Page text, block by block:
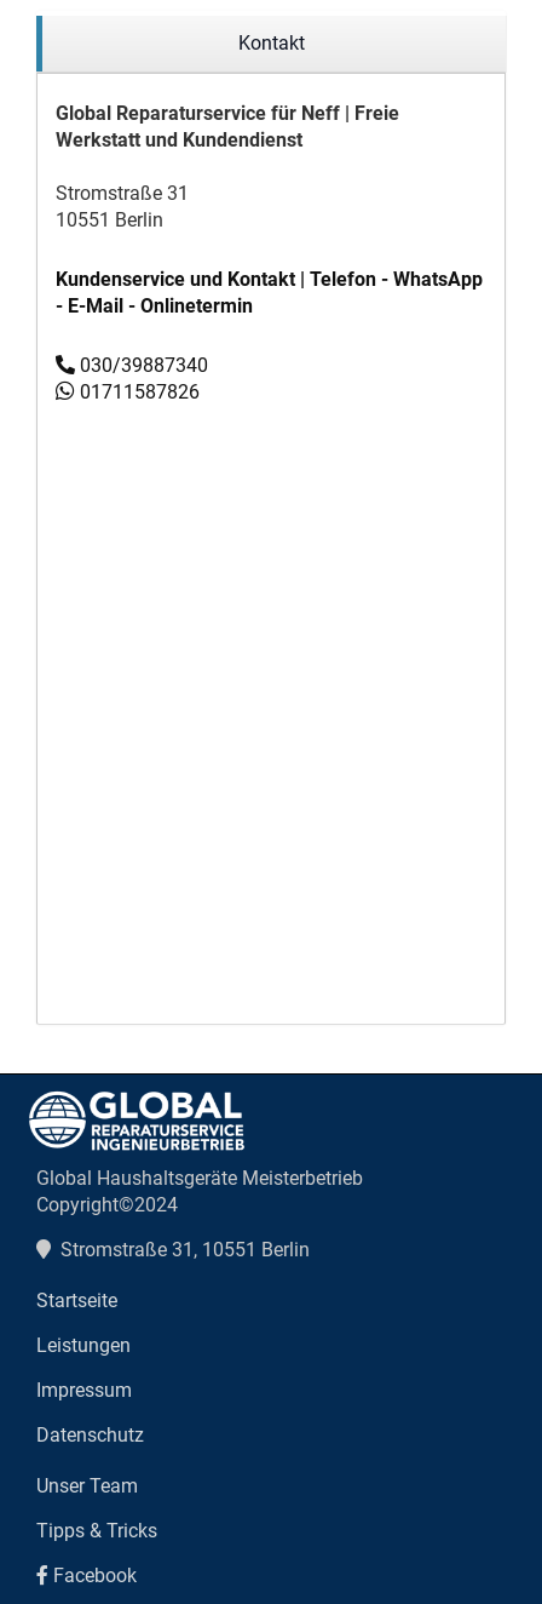
Kontakt
Global Reparaturservice für Neff | Freie
Werkstatt und Kundendienst
Stromstraße 31
10551 Berlin
Kundenservice und Kontakt | Telefon - WhatsApp
- E-Mail - Onlinetermin
030/39887340
01711587826
Global Haushaltsgeräte Meisterbetrieb
Copyright©2024
Stromstraße 31, 10551 Berlin
Startseite
Leistungen
Impressum
Datenschutz
Unser Team
Tipps & Tricks
Facebook